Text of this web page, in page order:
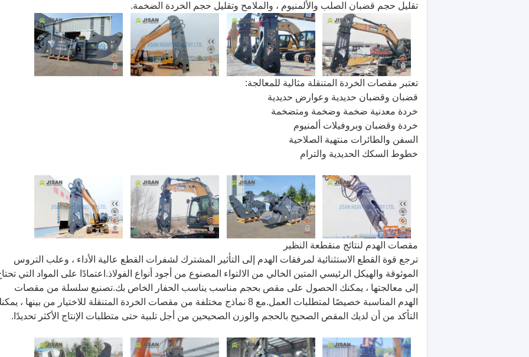
تقليل حجم قضبان الصلب والألمنيوم ، والملامح وتقليل حجم الخردة الضخمة.
تعتبر مقصات الخردة المتنقلة مثالية للمعالجة:
قضبان وقضبان حديدية وعوارض حديدية
خردة معدنية ضخمة وضخمة ومتضخمة
خردة وقضبان وبروفيلات ألمنيوم
السفن والطائرات منتهية الصلاحية
خطوط السكك الحديدية والترام
مقصات الهدم لنتائج منقطعة النظير
ترجع قوة القطع الاستثنائية لمرفقات الهدم إلى التأثير المشترك لشفرات القطع عالية الأداء ، وعلب التروس
الموثوقة والهيكل الرئيسي المتين الخالي من الالتواء المصنوع من أجود أنواع الفولاذ.اعتمادًا على المواد التي
إلى معالجتها ، يمكنك الحصول على مقص بحجم مناسب يناسب الحفار الخاص بك.تصنيع سلسلة من مقصات
الهدم المناسبة خصيصًا لمتطلبات العمل.مع 8 نماذج مختلفة من مقصات الخردة المتنقلة للاختيار من بينها ،
التأكد من أن لديك المقص الصحيح بالحجم والوزن الصحيحين من أجل تلبية حتى متطلبات الإنتاج الأكثر تحديدًا.